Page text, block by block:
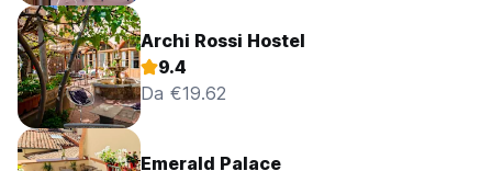
Archi Rossi Hostel
9.4
Da €19.62
Emerald Palace